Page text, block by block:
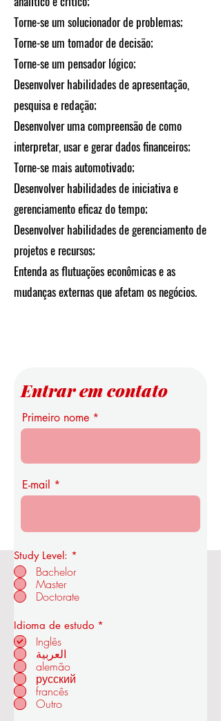
Torne-se um solucionador de problemas;
Torne-se um tomador de decisão;
Torne-se um pensador lógico;
Desenvolver habilidades de apresentação,
pesquisa e redação;
Desenvolver uma compreensão de como
interpretar, usar e gerar dados financeiros;
Torne-se mais automotivado;
Desenvolver habilidades de iniciativa e
gerenciamento eficaz do tempo;
Desenvolver habilidades de gerenciamento de
projetos e recursos;
Entenda as flutuações econômicas e as
mudanças externas que afetam os negócios.
Academia Real de Economia e
Tecnologia OUS
em ZÜRIQUE - SUÍÇA
Entrar em contato
Primeiro nome
E-mail
Study Level: *
Bachelor
Master
Doctorate
Idioma de estudo *
Inglês
العربية
alemão
русский
francês
Outro